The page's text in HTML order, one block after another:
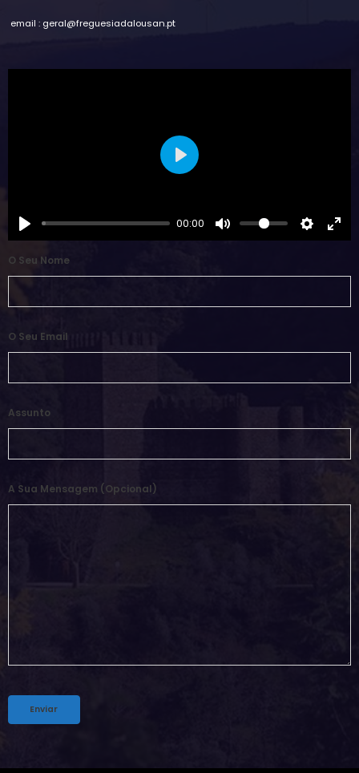
email : geral@freguesiadalousan.pt
00:00
Play
O Seu Nome
O Seu Email
Assunto
A Sua Mensagem (opcional)